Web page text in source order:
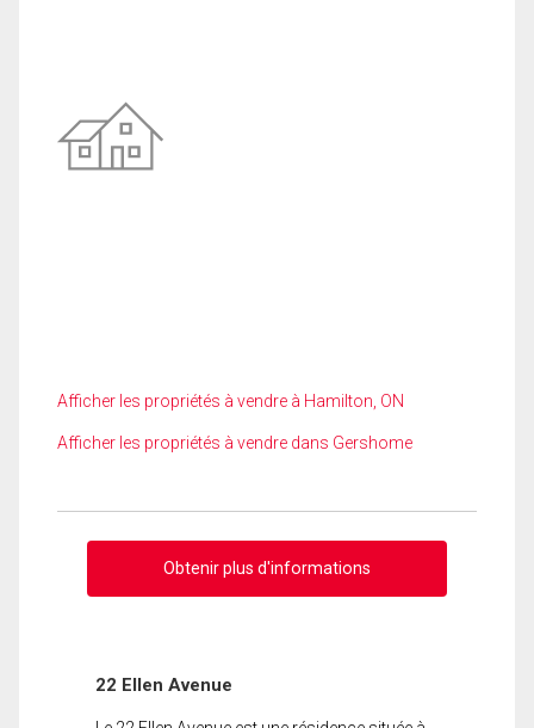
Afficher les propriétés à vendre à Hamilton, ON
Afficher les propriétés à vendre dans Gershome
Obtenir plus d'informations
22 Ellen Avenue